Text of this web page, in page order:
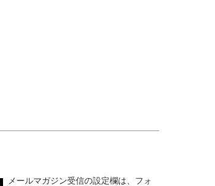
メールマガジン受信の設定欄は、フォ